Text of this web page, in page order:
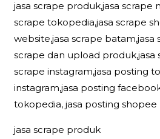
jasa scrape produk,jasa scrape
scrape tokopedia,jasa scrape
website,jasa scrape batam,jasa
scrape dan upload produk,jasa
scrape instagram,jasa posting
instagram,jasa posting
tokopedia, jasa posting shopee
jasa scrape produk